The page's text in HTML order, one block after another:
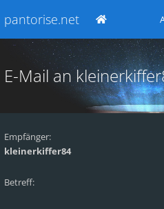
pantorise.net
E-Mail an
Empfänger:
kleinerkiffer84
Betreff: